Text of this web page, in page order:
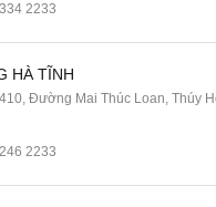
2233
HÀ TĨNH
Đường Mai Thúc Loan, Thúy
2233